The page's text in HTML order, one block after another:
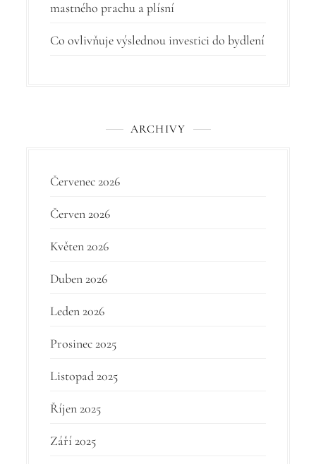
s
p
mastného prachu a plísní
Co ovlivňuje výslednou investici do bydlení
ARCHIVY
Červenec 2026
Červen 2026
Květen 2026
Duben 2026
Leden 2026
Prosinec 2025
Listopad 2025
Říjen 2025
Září 2025